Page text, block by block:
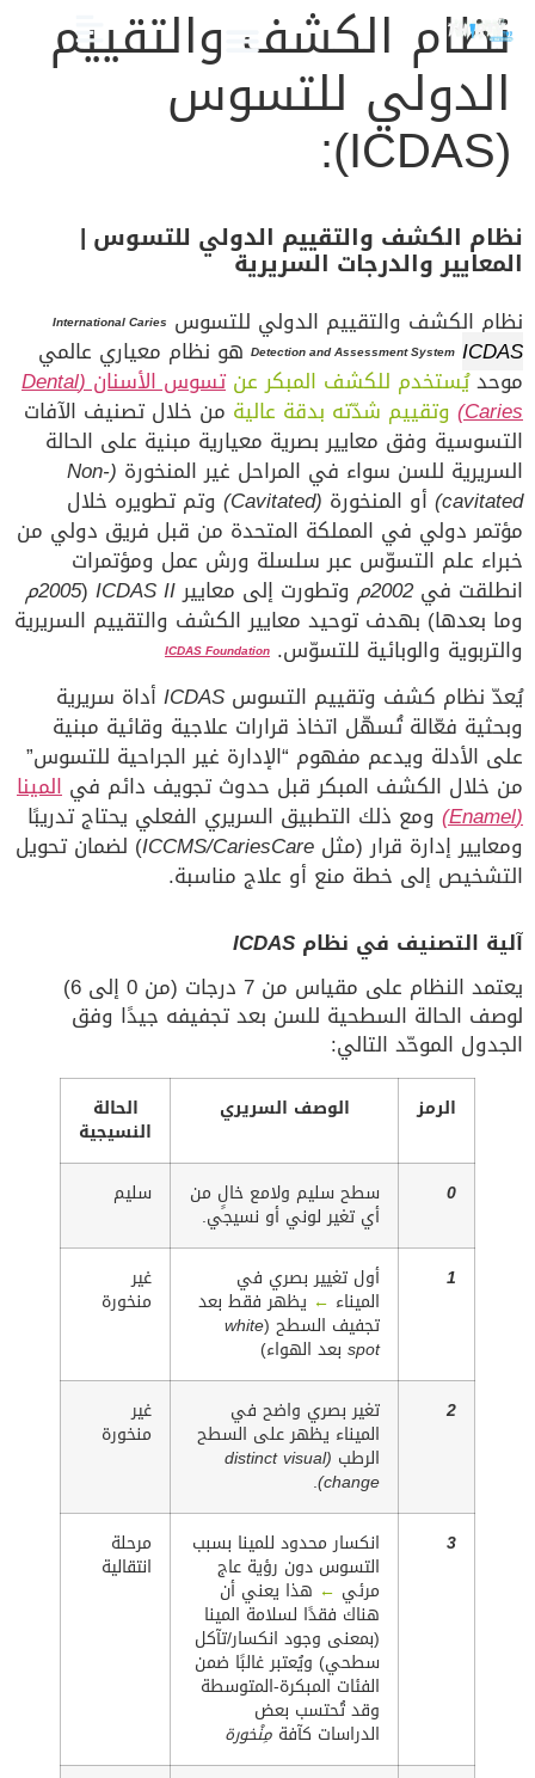
نظام الكشف والتقييم
الدولي للتسوس
(ICDAS):
نظام الكشف والتقييم الدولي للتسوس |
المعايير والدرجات السريرية
نظام الكشف والتقييم الدولي للتسوس International Caries
Detection and Assessment System ICDAS هو نظام معياري عالمي
موحديُستخدم للكشف المبكر عن تسوس الأسنان(Dental
Caries) وتقييم شدّته بدقة عالية من خلال تصنيف الآفات
التسوسية وفق معايير بصرية معيارية مبنية على الحالة
السريرية للسن سواء في المراحل غير المنخورة (Non-
cavitated) أو المنخورة (Cavitated) وتم تطويره خلال
مؤتمر دولي في المملكة المتحدة من قبل فريق دولي من
خبراء علم التسوّس عبر سلسلة ورش عمل ومؤتمرات
انطلقت في2002م وتطورت إلى معاييرICDAS II
(2005م
وما بعدها) بهدف توحيد معايير الكشف والتقييم السريرية
والتربوية والوبائية للتسوّس. ICDAS Foundation
يُعدّ نظام كشف وتقييم التسوس ICDAS أداة سريرية
وبحثية فعّالة تُسهّل اتخاذ قرارات علاجية وقائية مبنية
على الأدلة ويدعم مفهوم “الإدارة غير الجراحية للتسوس”
من خلال الكشف المبكر قبل حدوث تجويف دائم في المينا
(Enamel) ومع ذلك التطبيق السريري الفعلي يحتاج تدريبًا
ومعايير إدارة قرار (مثل ICCMS/CariesCare) لضمان تحويل
التشخيص إلى خطة منع أو علاج مناسبة.
آلية التصنيف في نظام ICDAS
يعتمد النظام على مقياس من 7 درجات (من 0 إلى 6)
لوصف الحالة السطحية للسن بعد تجفيفه جيدًا وفق
الجدول الموحّد التالي:
الرمز الوصف السريري
الحالة
النسيجية
0
سطح سليم ولامع خالٍ من
أي تغير لوني أو نسيجي.
سليم
1
أول تغيير بصري في
الميناء ← يظهر فقط بعد
تجفيف السطح (white
spot بعد الهواء)
غير
منخورة
2
تغير بصري واضح في
الميناء يظهر على السطح
الرطب (distinct visual
change)
.
غير
منخورة
3
انكسار محدود للمينا بسبب
التسوس دون رؤية عاج
مرئي ← هذا يعني أن
هناك فقدًا لسلامة المينا
(بمعنى وجود انكسار/تآكل
سطحي) ويُعتبر غالبًا ضمن
الفئات المبكرة-المتوسطة
وقد تُحتسب بعض
الدراسات كآفة مِنْخورة
مرحلة
انتقالية